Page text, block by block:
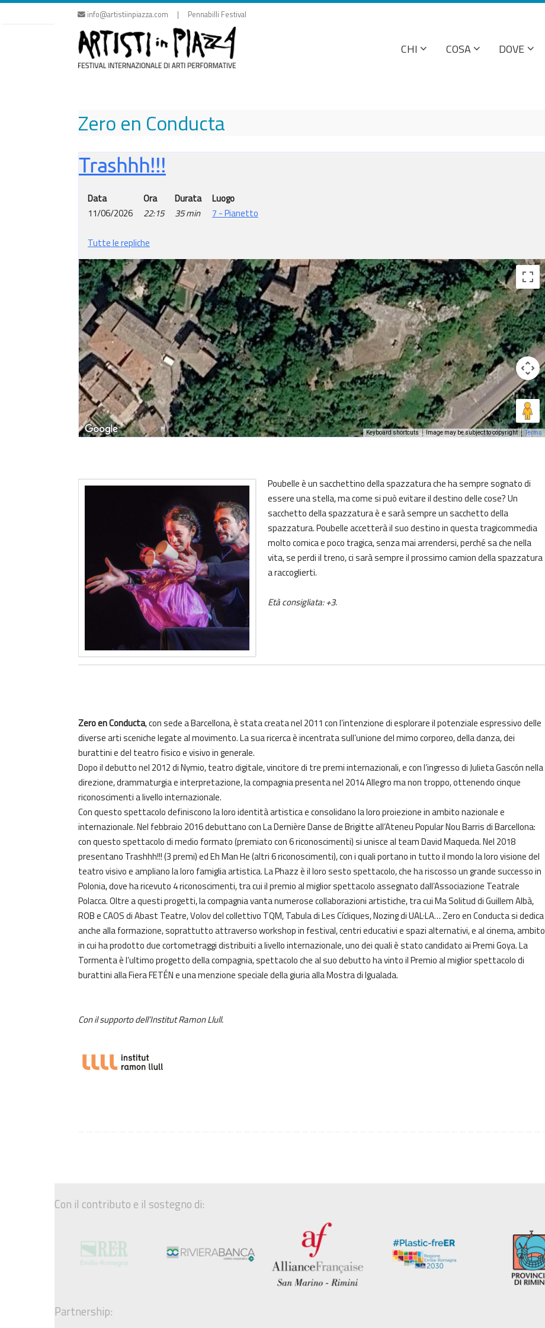
Vai
info@artistiinpiazza.com | Pennabilli Festival
CHI COSA DOVE
Zero en Conducta
Trashhh!!!
Data
11/06/2026
Ora
22:15
Durata
35 min
Luogo
7 - Pianetto
Tutte le repliche
Keyboard shortcuts Image may be subject to copyright Terms
Poubelle è un sacchettino della spazzatura che ha sempre sognato di
essere una stella, ma come si può evitare il destino delle cose? Un
sacchetto della spazzatura è e sarà sempre un sacchetto della
spazzatura. Poubelle accetterà il suo destino in questa tragicommedia
molto comica e poco tragica, senza mai arrendersi, perché sa che nella
vita, se perdi il treno, ci sarà sempre il prossimo camion della spazzatura
a raccoglierti.
Età consigliata: +3.
Zero en Conducta, con sede a Barcellona, è stata creata nel 2011 con l’intenzione di esplorare il potenziale espressivo delle
diverse arti sceniche legate al movimento. La sua ricerca è incentrata sull’unione del mimo corporeo, della danza, dei
burattini e del teatro fisico e visivo in generale.
Dopo il debutto nel 2012 di Nymio, teatro digitale, vincitore di tre premi internazionali, e con l’ingresso di Julieta Gascón nella
direzione, drammaturgia e interpretazione, la compagnia presenta nel 2014 Allegro ma non troppo, ottenendo cinque
riconoscimenti a livello internazionale.
Con questo spettacolo definiscono la loro identità artistica e consolidano la loro proiezione in ambito nazionale e
internazionale. Nel febbraio 2016 debuttano con La Dernière Danse de Brigitte all’Ateneu Popular Nou Barris di Barcellona:
con questo spettacolo di medio formato (premiato con 6 riconoscimenti) si unisce al team David Maqueda. Nel 2018
presentano Trashhh!!! (3 premi) ed Eh Man He (altri 6 riconoscimenti), con i quali portano in tutto il mondo la loro visione del
teatro visivo e ampliano la loro famiglia artistica. La Phazz è il loro sesto spettacolo, che ha riscosso un grande successo in
Polonia, dove ha ricevuto 4 riconoscimenti, tra cui il premio al miglior spettacolo assegnato dall’Associazione Teatrale
Polacca. Oltre a questi progetti, la compagnia vanta numerose collaborazioni artistiche, tra cui Ma Solitud di Guillem Albà,
ROB e CAOS di Abast Teatre, Volov del collettivo TQM, Tabula di Les Cícliques, Nozing di UAL·LA… Zero en Conducta si dedica
anche alla formazione, soprattutto attraverso workshop in festival, centri educativi e spazi alternativi, e al cinema, ambito
in cui ha prodotto due cortometraggi distribuiti a livello internazionale, uno dei quali è stato candidato ai Premi Goya. La
Tormenta è l’ultimo progetto della compagnia, spettacolo che al suo debutto ha vinto il Premio al miglior spettacolo di
burattini alla Fiera FETÉN e una menzione speciale della giuria alla Mostra di Igualada.
Con il supporto dell’Institut Ramon Llull.
Con il contributo e il sostegno di:
Partnership: